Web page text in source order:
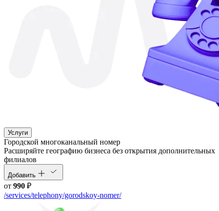
Услуги
Городской многоканальный номер
Расширяйте географию бизнеса без открытия дополнительных
филиалов
Добавить
от 990 ₽
/services/telephony/gorodskoy-nomer/